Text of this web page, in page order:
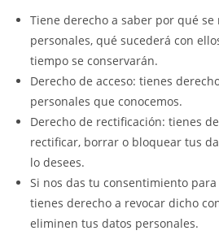
Tiene derecho a saber por qué
personales, qué sucederá con
tiempo se conservarán.
Derecho de acceso: tienes
personales que conocemos.
Derecho de rectificación: tienes
rectificar, borrar o bloquear tus
lo desees.
Si nos das tu consentimiento
tienes derecho a revocar dicho
eliminen tus datos personales.